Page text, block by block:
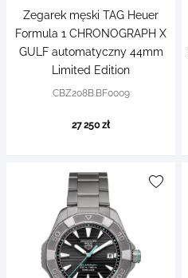
Zegarek męski TAG Heuer
Formula 1 CHRONOGRAPH X
GULF automatyczny 44mm
Limited Edition
CBZ208B.BF0009
27 250 zł